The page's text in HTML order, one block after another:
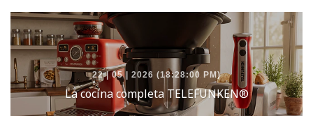
22 | 05 | 2026 (18:28:00 PM)
La cocina completa TELEFUNKEN®